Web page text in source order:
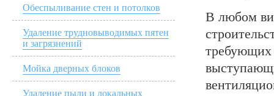
Обеспыливание стен и потолков
Удаление трудновыводимых пятен
и загрязнений
Мойка дверных блоков
Удаление пыли и локальных
В любом
требующих